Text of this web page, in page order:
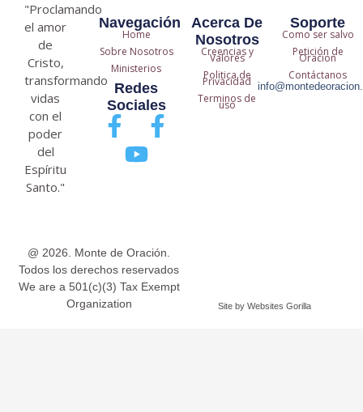
"Proclamando
el amor
de
Cristo,
transformando
vidas
con el
poder
del
Espíritu
Santo."
Navegación
Home
Sobre Nosotros
Ministerios
Redes
Sociales
F
a
o
o
k
-
F
o
o
k
o
u
b
e
Acerca De
Nosotros
Creencias y
Valores
Politica de
Privacidad
Terminos de
uso
Soporte
Como ser salvo
Petición de
Oracion
Contáctanos
@ 2026. Monte de Oración.
Todos los derechos reservados
We are a 501(c)(3) Tax Exempt
Organization
Site by Websites Gorilla